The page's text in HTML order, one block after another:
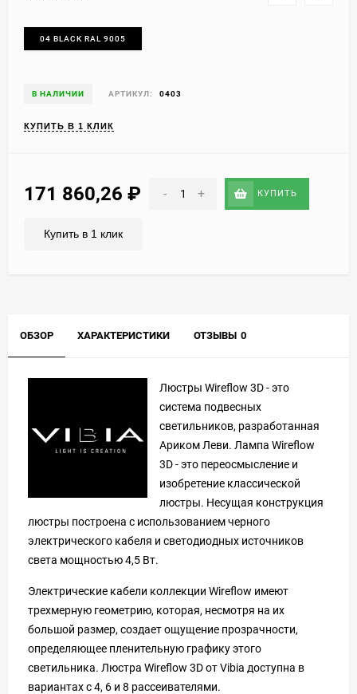
04 BLACK RAL 9005
В НАЛИЧИИ АРТИКУЛ: 0403
КУПИТЬ В 1 КЛИК
171 860,26 ₽ - + КУПИТЬ
Купить в 1 клик
ОБЗОР ХАРАКТЕРИСТИКИ ОТЗЫВЫ 0
Люстры Wireflow 3D - это
система подвесных
светильников, разработанная
Ариком Леви. Лампа Wireflow
3D - это переосмысление и
изобретение классической
люстры. Несущая конструкция
люстры построена с использованием черного
электрического кабеля и светодиодных источников
света мощностью 4,5 Вт.
Электрические кабели коллекции Wireflow имеют
трехмерную геометрию, которая, несмотря на их
большой размер, создает ощущение прозрачности,
определяющее пленительную графику этого
светильника. Люстра Wireflow 3D от Vibia доступна в
вариантах с 4, 6 и 8 рассеивателями.